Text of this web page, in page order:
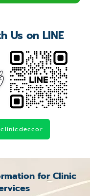
Us on LINE
for Clinic